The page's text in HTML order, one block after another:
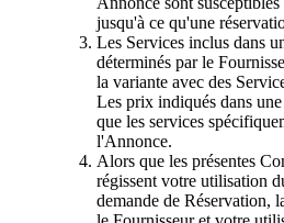
jusqu'à ce qu'une
Les Services inclus dans
déterminés par le
la variante avec des
Les prix indiqués dans
que les services
l'Annonce.
Alors que les présentes
régissent votre utilisation
demande de Réservation,